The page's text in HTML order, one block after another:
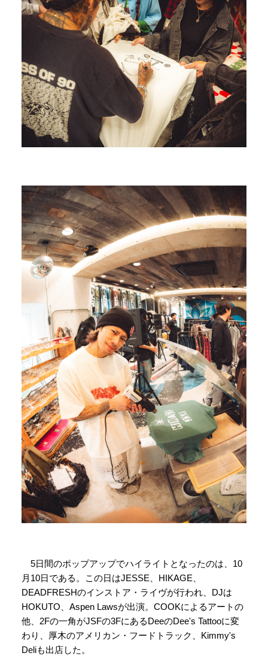
5日間のポップアップでハイライトとなったのは、10
月10日である。この日はJESSE、HIKAGE、
DEADFRESHのインストア・ライヴが行われ、DJは
HOKUTO、Aspen Lawsが出演。COOKによるアートの
他、2Fの一角がJSFの3FにあるDeeのDee's Tattooに変
わり、厚木のアメリカン・フードトラック、Kimmy's
Deliも出店した。